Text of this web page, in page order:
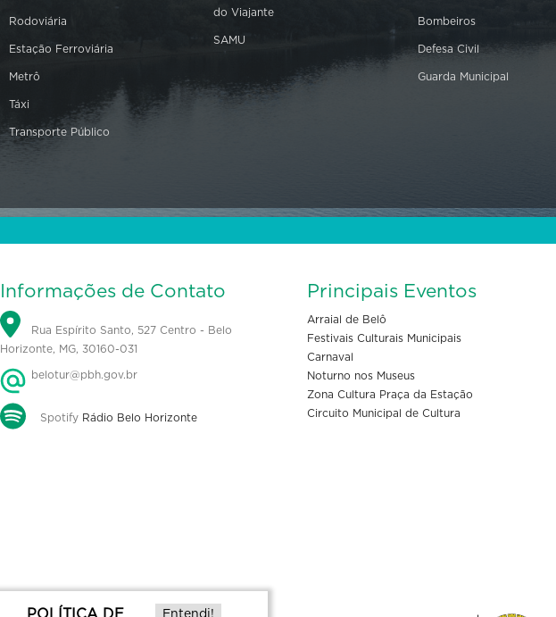
Rodoviária
Estação Ferroviária
Metrô
Táxi
Transporte Público
do Viajante
SAMU
Bombeiros
Defesa Civil
Guarda Municipal
Informações de Contato
Rua Espírito Santo, 527 Centro - Belo
Horizonte, MG, 30160-031
belotur@pbh.gov.br
Spotify Rádio Belo Horizonte
Principais Eventos
Arraial de Belô
Festivais Culturais Municipais
Carnaval
Noturno nos Museus
Zona Cultura Praça da Estação
Circuito Municipal de Cultura
Entendi!